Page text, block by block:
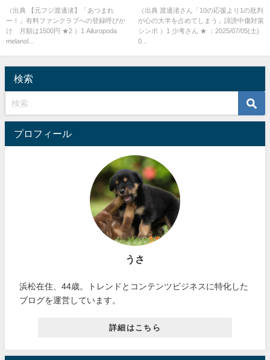
録呼びかけ 月額は1500円 ★2
[Ailuropoda melanoleuca★]
（出典 【元フジ渡邊渚】「あつまれ
ー！」有料ファンクラブへの登録呼びか
け 月額は1500円 ★2 ）1 Ailuropoda
melanol...
誹謗中傷対策シンポ [少考さん
★]
（出典 渡邊渚さん「10の応援より1の批判
が心の大半を占めてしまう」誹謗中傷対策
シンポ ）1 少考さん ★ ：2025/07/05(土)
0...
検索
プロフィール
うさ
浜松在住、44歳。トレンドとコンテンツビジネスに特化した
ブログを運営しています。
詳細はこちら